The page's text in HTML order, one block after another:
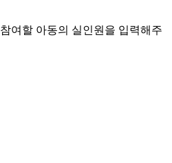
여할 아동의 실인원을 입력해주